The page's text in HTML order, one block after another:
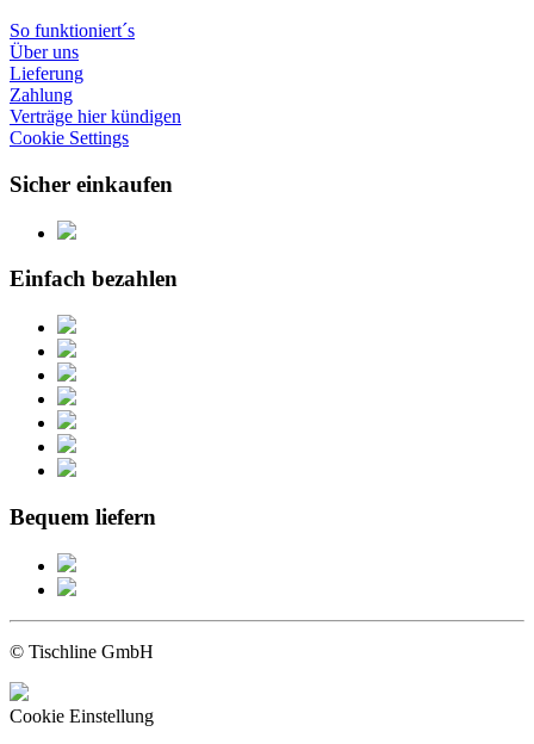
So funktioniert´s
Über uns
Lieferung
Zahlung
Verträge hier kündigen
Cookie Settings
Sicher einkaufen
Einfach bezahlen
Bequem liefern
© Tischline GmbH
Cookie Einstellung